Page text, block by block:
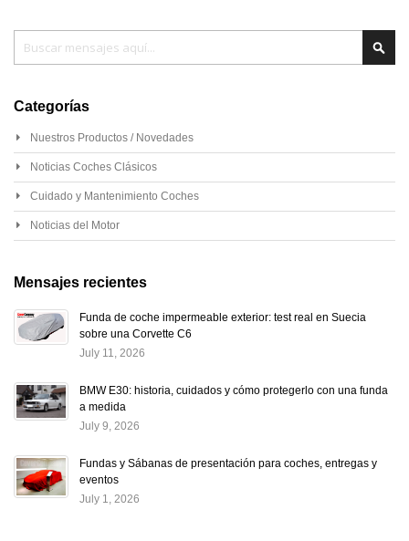
Categorías
Nuestros Productos / Novedades
Noticias Coches Clásicos
Cuidado y Mantenimiento Coches
Noticias del Motor
Mensajes recientes
Funda de coche impermeable exterior: test real en Suecia
sobre una Corvette C6
July 11, 2026
BMW E30: historia, cuidados y cómo protegerlo con una funda
a medida
July 9, 2026
Fundas y Sábanas de presentación para coches, entregas y
eventos
July 1, 2026